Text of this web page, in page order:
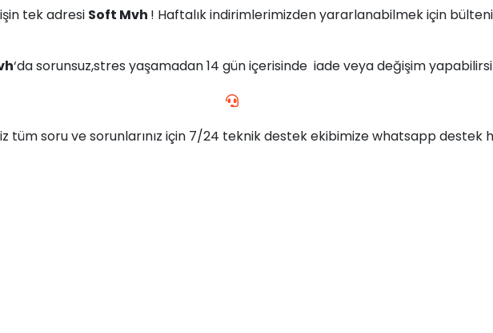
tek adresi Soft Mvh ! Haftalık indirimlerimizden yararlanabilmek için
‘da sorunsuz,stres yaşamadan 14 gün içerisinde iade veya değişim
tüm soru ve sorunlarınız için 7/24 teknik destek ekibimize whatsapp destek